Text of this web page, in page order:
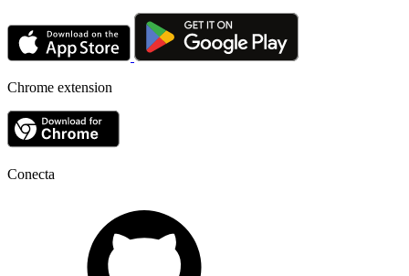
Chrome extension
Conecta